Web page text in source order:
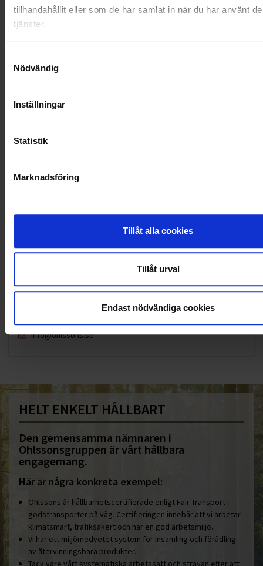
tillhandahållit eller som de har samlat in när du har använt
tjänster.
Nödvändig
Inställningar
Statistik
Marknadsföring
Tillåt alla cookies
Tillåt urval
Endast nödvändiga cookies
RENHÅLLNING
VELLINGE
info@ohlssons.se
HELT ENKELT HÅLLBART
Den gemensamma nämnaren i
Ohlssonsgruppen är vårt hållbara
engagemang.
Här är några konkreta exempel:
Ohlssons är hållbarhetscertifierade enligt Fair Transport i
godstransporter på väg. Certifieringen innebär att vi arbetar
klimatsmart, trafiksäkert och har en god arbetsmiljö.
Vi har ett miljömedvetet system för insamling och förädling
av återvinningsbara produkter.
Tack vare vårt systematiska arbetssätt och strävan efter att